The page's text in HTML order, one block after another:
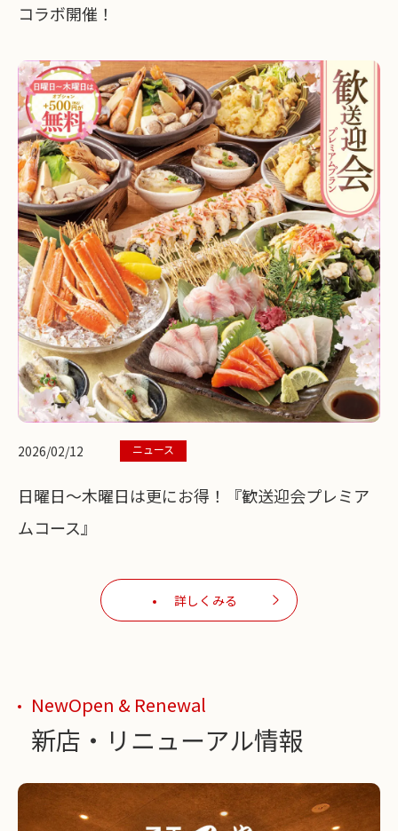
コラボ開催！
2026/02/12 ニュース
日曜日～木曜日は更にお得！『歓送迎会プレミア
ムコース』
詳しくみる
NewOpen & Renewal
新店・リニューアル情報